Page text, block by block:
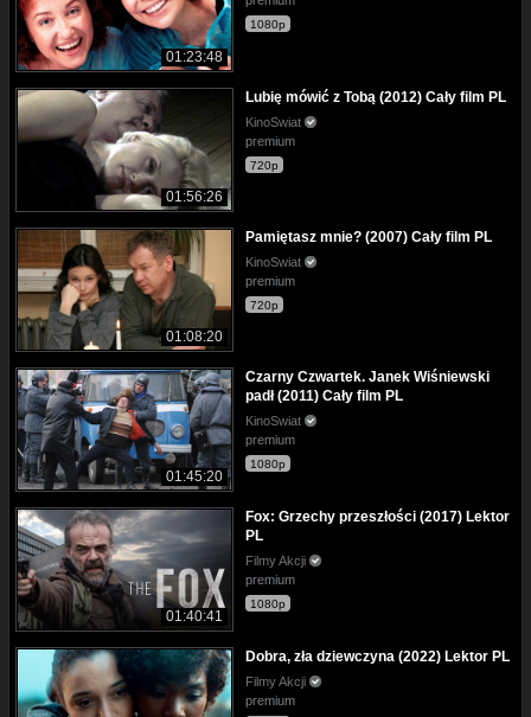
01:23:48
1080p
01:56:26
Lubię mówić z Tobą (2012) Cały film PL
KinoSwiat
premium
720p
01:08:20
Pamiętasz mnie? (2007) Cały film PL
KinoSwiat
premium
720p
01:45:20
Czarny Czwartek. Janek Wiśniewski
padł (2011) Cały film PL
KinoSwiat
premium
1080p
01:40:41
Fox: Grzechy przeszłości (2017) Lektor
PL
Filmy Akcji
premium
1080p
Dobra, zła dziewczyna (2022) Lektor PL
Filmy Akcji
premium